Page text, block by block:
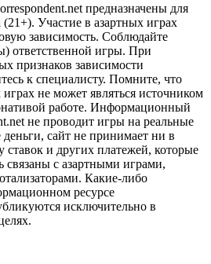
предназначены для
Участие в азартных играх
зависимость. Соблюдайте
ответственной игры. При
признаков зависимости
к специалисту. Помните, что
играх не может являться источником
работе. Информационный
не проводит игры на реальные
сайт не принимает ни в
ставок и других платежей, которые
связаны с азартными играми,
Какие-либо
ресурсе
исключительно в